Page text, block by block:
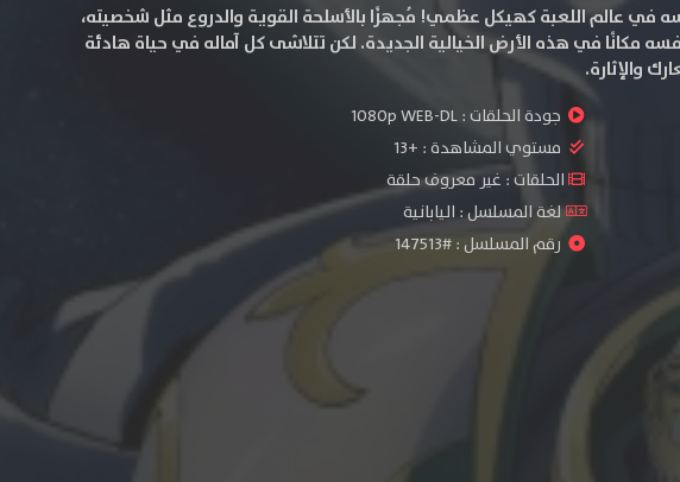
عالم اللعبة كهيكل عظمي! مُجهزًا بالأسلحة القوية والدروع مثل شخصيته،
مكانًا في هذه الأرض الخيالية الجديدة. لكن تتلاشى كل آماله في حياة هادئة
والإثارة.
جودة الحلقات :1080p WEB-DL
مستوي المشاهدة : +13
الحلقات : غير معروف حلقة
لغة المسلسل : اليابانية
رقم المسلسل : #147513